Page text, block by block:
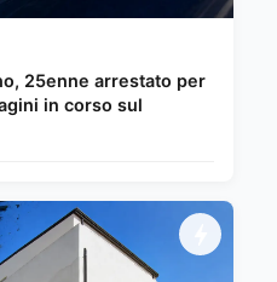
25enne arrestato per
in corso sul